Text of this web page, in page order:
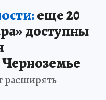
еще 20
доступны
расширять